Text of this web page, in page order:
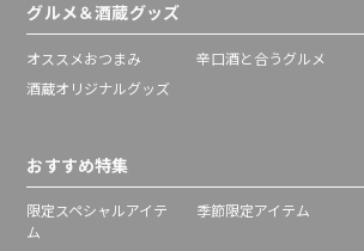
グルメ＆酒蔵グッズ
オススメおつまみ 辛口酒と合うグルメ
酒蔵オリジナルグッズ
おすすめ特集
限定スペシャルアイテ
ム
季節限定アイテム